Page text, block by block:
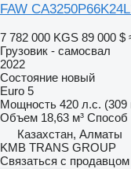
FAW
7 782 000 KGS 89 000 $
Грузовик - самосвал
2022
Состояние новый
Euro 5
Мощность 420 л.с. (309
Объем 18,63 м³ Способ
Казахстан, Алматы
KMB TRANS GROUP
Связаться с продавцом